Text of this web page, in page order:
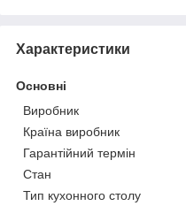
Характеристики
Основні
Виробник
Країна виробник
Гарантійний термін
Стан
Тип кухонного столу